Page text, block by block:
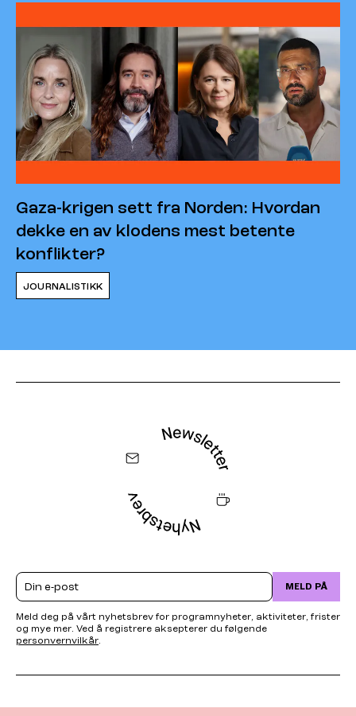
Gaza-krigen sett fra Norden: Hvordan
dekke en av klodens mest betente
konflikter?
JOURNALISTIKK
Email MELD PÅ
Meld deg på vårt nyhetsbrev for programnyheter, aktiviteter, frister
og mye mer. Ved å registrere aksepterer du følgende
personvernvilkår.